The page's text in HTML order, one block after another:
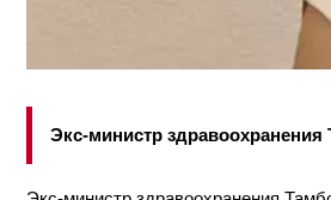
Экс-министр